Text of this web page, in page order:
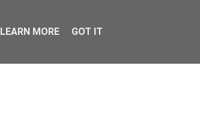
LEARN MORE GOT IT